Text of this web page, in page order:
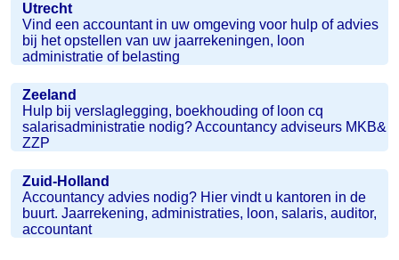
Utrecht
Vind een accountant in uw omgeving voor hulp of advies
bij het opstellen van uw jaarrekeningen, loon
administratie of belasting
Zeeland
Hulp bij verslaglegging, boekhouding of loon cq
salarisadministratie nodig? Accountancy adviseurs MKB&
ZZP
Zuid-Holland
Accountancy advies nodig? Hier vindt u kantoren in de
buurt. Jaarrekening, administraties, loon, salaris, auditor,
accountant